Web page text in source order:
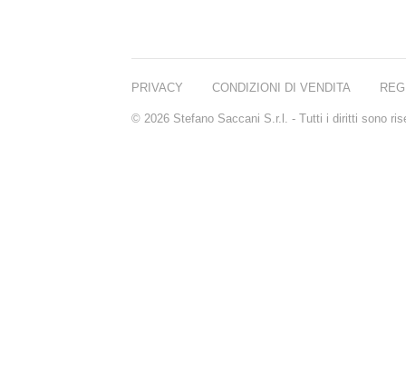
PRIVACY CONDIZIONI DI VENDITA
© 2026 Stefano Saccani S.r.l. - Tutti i diritti sono